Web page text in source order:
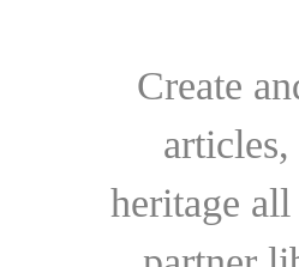
Create
heritage